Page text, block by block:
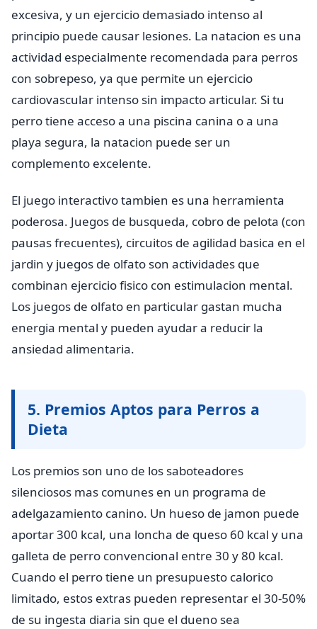
excesiva, y un ejercicio demasiado intenso al
principio puede causar lesiones. La natacion es una
actividad especialmente recomendada para perros
con sobrepeso, ya que permite un ejercicio
cardiovascular intenso sin impacto articular. Si tu
perro tiene acceso a una piscina canina o a una
playa segura, la natacion puede ser un
complemento excelente.
El juego interactivo tambien es una herramienta
poderosa. Juegos de busqueda, cobro de pelota (con
pausas frecuentes), circuitos de agilidad basica en el
jardin y juegos de olfato son actividades que
combinan ejercicio fisico con estimulacion mental.
Los juegos de olfato en particular gastan mucha
energia mental y pueden ayudar a reducir la
ansiedad alimentaria.
5. Premios Aptos para Perros a
Dieta
Los premios son uno de los saboteadores
silenciosos mas comunes en un programa de
adelgazamiento canino. Un hueso de jamon puede
aportar 300 kcal, una loncha de queso 60 kcal y una
galleta de perro convencional entre 30 y 80 kcal.
Cuando el perro tiene un presupuesto calorico
limitado, estos extras pueden representar el 30-50%
de su ingesta diaria sin que el dueno sea